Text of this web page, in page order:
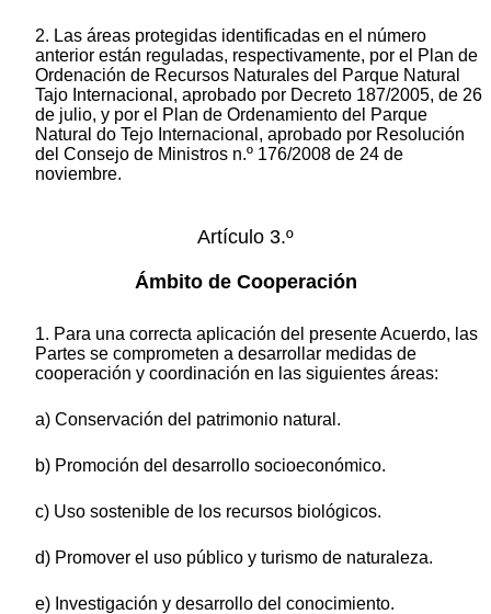
2. Las áreas protegidas identificadas en el número
anterior están reguladas, respectivamente, por el Plan de
Ordenación de Recursos Naturales del Parque Natural
Tajo Internacional, aprobado por Decreto 187/2005, de 26
de julio, y por el Plan de Ordenamiento del Parque
Natural do Tejo Internacional, aprobado por Resolución
del Consejo de Ministros n.º 176/2008 de 24 de
noviembre.
Artículo 3.º
Ámbito de Cooperación
1. Para una correcta aplicación del presente Acuerdo, las
Partes se comprometen a desarrollar medidas de
cooperación y coordinación en las siguientes áreas:
a) Conservación del patrimonio natural.
b) Promoción del desarrollo socioeconómico.
c) Uso sostenible de los recursos biológicos.
d) Promover el uso público y turismo de naturaleza.
e) Investigación y desarrollo del conocimiento.